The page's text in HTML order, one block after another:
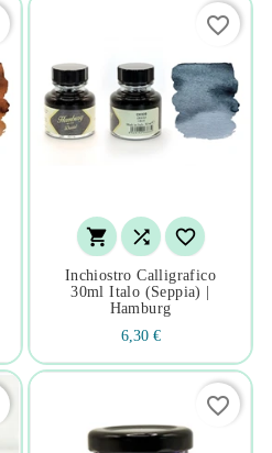
  
Inchiostro Calligrafico
30ml Italo (seppia) |
Hamburg
6,30 €
favorite_border
favorite_border